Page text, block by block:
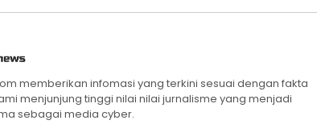
memberikan infomasi yang terkini sesuai dengan fakta
menjunjung tinggi nilai nilai jurnalisme yang menjadi
sebagai media cyber.